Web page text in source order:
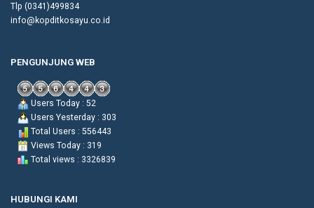
Tlp (0341)499834
info@kopditkosayu.co.id
PENGUNJUNG WEB
Users Today : 52
Users Yesterday : 303
Total Users : 556443
Views Today : 319
Total views : 3326839
HUBUNGI KAMI